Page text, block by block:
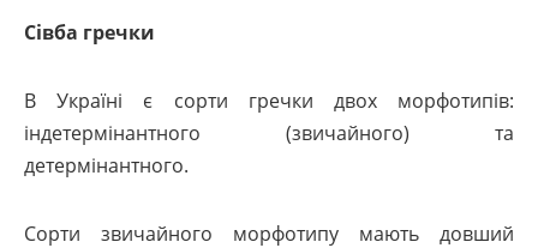
Сівба гречки
В Україні є сорти гречки двох морфотипів:
індетермінантного (звичайного) та
детермінантного.
Сорти звичайного морфотипу мають довший